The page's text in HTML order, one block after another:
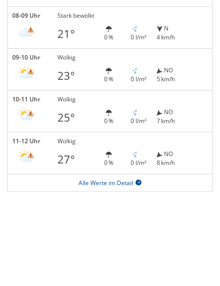
08-09 Uhr Stark bewölkt
21° 0 % 0 l/m²
N
4 km/h
09-10 Uhr Wolkig
23° 0 % 0 l/m²
NO
5 km/h
10-11 Uhr Wolkig
25° 0 % 0 l/m²
NO
7 km/h
11-12 Uhr Wolkig
27° 0 % 0 l/m²
NO
8 km/h
Alle Werte im Detail